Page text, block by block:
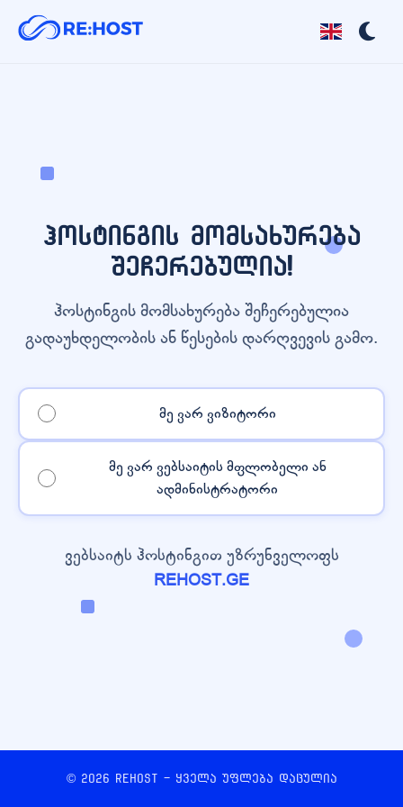
ჰოსტინგის მომსახურება
შეჩერებულია!
ჰოსტინგის მომსახურება შეჩერებულია
გადაუხდელობის ან წესების დარღვევის გამო.
მე ვარ ვიზიტორი
მე ვარ ვებსაიტის მფლობელი ან
ადმინისტრატორი
ვებსაიტს ჰოსტინგით უზრუნველოფს
REHOST.GE
© 2026 REHOST - ყველა უფლება დაცულია